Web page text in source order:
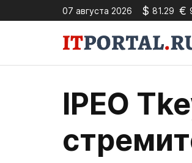
07 августа 2026 $ 81.29 €
IPEO